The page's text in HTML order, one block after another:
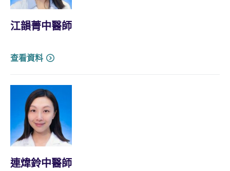
江韻菁中醫師
查看資料
連煒鈴中醫師